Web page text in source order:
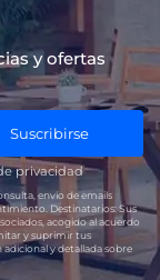
y ofertas
Suscribirse
privacidad
envío de emails
Destinatarios:Sus
acogido al acuerdo
y suprimir tus
y detallada sobre